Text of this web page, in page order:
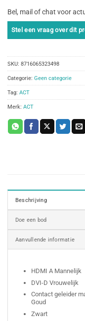
Bel, mail of chat voor
SKU: 8716065323498
Categorie: Geen categorie
Tag: ACT
Merk: ACT
Beschrijving
Doe een bod
Aanvullende informatie
HDMI A Mannelijk
DVI-D Vrouwelijk
Contact geleider
Goud
Zwart